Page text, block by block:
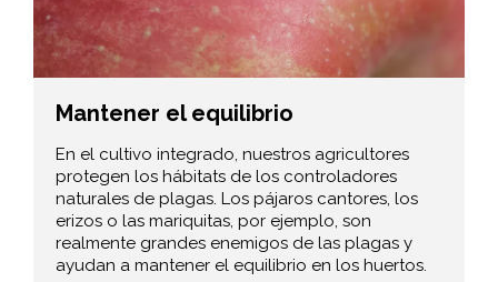
Mantener el equilibrio
En el cultivo integrado, nuestros agricultores
protegen los hábitats de los controladores
naturales de plagas. Los pájaros cantores, los
erizos o las mariquitas, por ejemplo, son
realmente grandes enemigos de las plagas y
ayudan a mantener el equilibrio en los huertos.